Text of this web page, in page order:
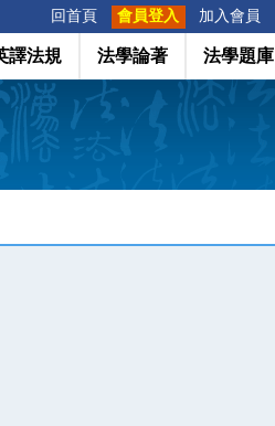
回首頁 會員登入 加入會員
譯法規 法學論著 法學題庫